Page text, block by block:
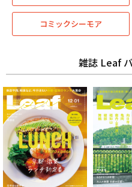
コミックシーモア
雑誌 Leaf